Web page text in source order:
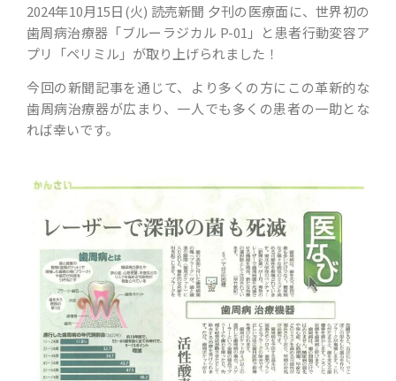
2024年10月15日(火) 読売新聞 夕刊の医療面に、世界初の
歯周病治療器「ブルーラジカル P-01」と患者行動変容ア
プリ「ペリミル」が取り上げられました！
今回の新聞記事を通じて、より多くの方にこの革新的な
歯周病治療器が広まり、一人でも多くの患者の一助とな
れば幸いです。